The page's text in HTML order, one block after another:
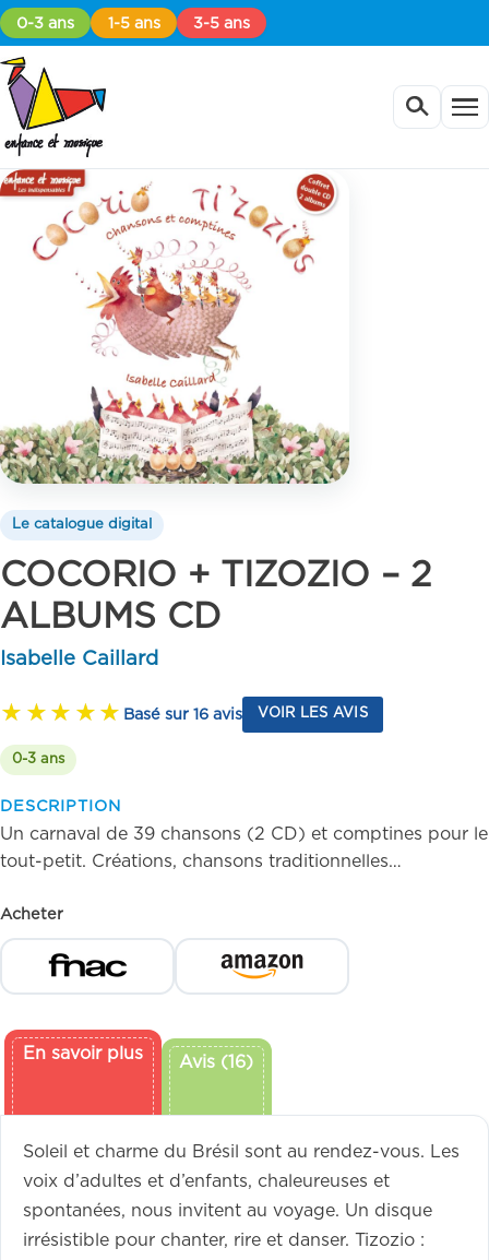
0-3 ans 1-5 ans 3-5 ans
Le catalogue digital
COCORIO + TIZOZIO – 2
ALBUMS CD
Isabelle Caillard
Basé sur 16 avis VOIR LES AVIS
0-3 ans
DESCRIPTION
Un carnaval de 39 chansons (2 CD) et comptines pour le
tout-petit. Créations, chansons traditionnelles…
Acheter
En savoir plus Avis (16)
Soleil et charme du Brésil sont au rendez-vous. Les
voix d’adultes et d’enfants, chaleureuses et
spontanées, nous invitent au voyage. Un disque
irrésistible pour chanter, rire et danser. Tizozio :